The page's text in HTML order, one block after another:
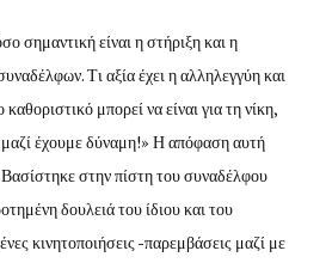
σημαντική είναι η στήριξη και η
Τι αξία έχει η αλληλεγγύη και
μπορεί να είναι για τη νίκη,
έχουμε δύναμη!» Η απόφαση αυτή
στην πίστη του συναδέλφου
δουλειά του ίδιου και του
κινητοποιήσεις -παρεμβάσεις μαζί με